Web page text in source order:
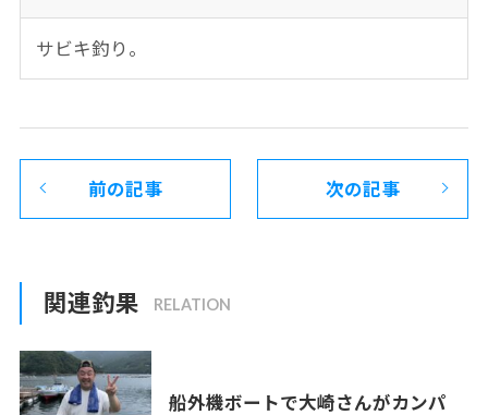
サビキ釣り。
前の記事 次の記事
関連釣果
船外機ボートで大崎さんがカンパ